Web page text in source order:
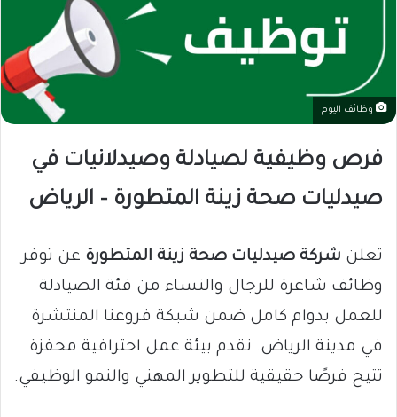
وظائف اليوم
فرص وظيفية لصيادلة وصيدلانيات في
صيدليات صحة زينة المتطورة – الرياض
تعلن شركة صيدليات صحة زينة المتطورة عن توفر
وظائف شاغرة للرجال والنساء من فئة الصيادلة
للعمل بدوام كامل ضمن شبكة فروعنا المنتشرة
في مدينة الرياض. نقدم بيئة عمل احترافية محفزة
تتيح فرصًا حقيقية للتطوير المهني والنمو الوظيفي.